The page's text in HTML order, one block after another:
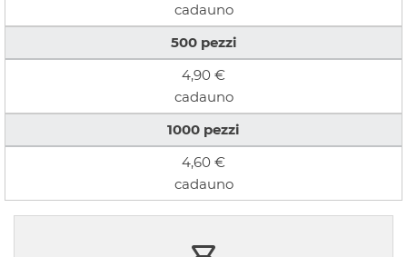
cadauno
500 pezzi
4,90 €
cadauno
1000 pezzi
4,60 €
cadauno